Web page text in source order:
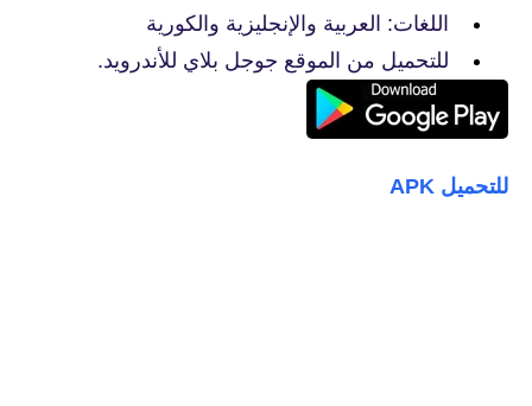
اللغات: العربية والإنجليزية والكورية
للتحميل من الموقع جوجل بلاي للأندرويد.
للتحميل APK